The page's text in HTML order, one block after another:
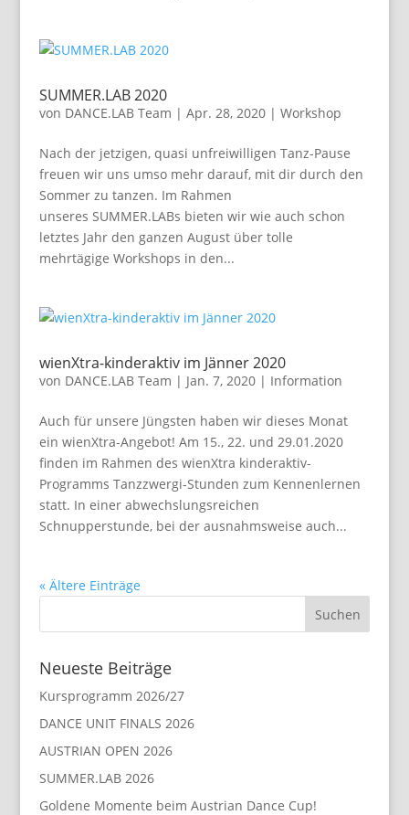
SUMMER.LAB 2020
von DANCE.LAB Team | Apr. 28, 2020| Workshop
Nach der jetzigen, quasi unfreiwilligen Tanz-Pause
freuen wir uns umso mehr darauf, mit dir durch den
Sommer zu tanzen. Im Rahmen
unseres SUMMER.LABs bieten wir wie auch schon
letztes Jahr den ganzen August über tolle
mehrtägige Workshops in den...
wienXtra-kinderaktiv im Jänner 2020
von DANCE.LAB Team | Jan. 7, 2020| Information
Auch für unsere Jüngsten haben wir dieses Monat
ein wienXtra-Angebot! Am 15., 22. und 29.01.2020
finden im Rahmen des wienXtra kinderaktiv-
Programms Tanzzwergi-Stunden zum Kennenlernen
statt. In einer abwechslungsreichen
Schnupperstunde, bei der ausnahmsweise auch...
« Ältere Einträge
Neueste Beiträge
Kursprogramm 2026/27
DANCE UNIT FINALS 2026
AUSTRIAN OPEN 2026
SUMMER.LAB 2026
Goldene Momente beim Austrian Dance Cup!